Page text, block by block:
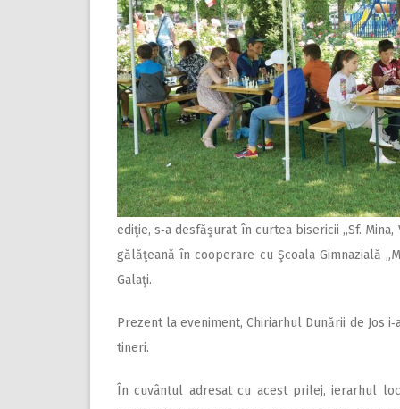
ediţie, s‑a desfăşurat în curtea bisericii „Sf.
gălăţeană în cooperare cu Şcoala Gimnazială
Galaţi.
Prezent la eveniment, Chiriarhul Dunării de Jos
tineri.
În cuvântul adresat cu acest prilej, ierarhul